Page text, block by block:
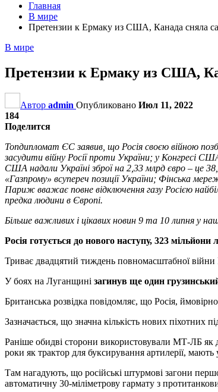
Главная
В мире
Претензии к Ермаку из США, Канада сняла
В мире
Претензии к Ермаку из США,
Автор admin Опубликовано Июл 11, 2022
184
Поделится
Топдипломат ЄС заявив, що Росія своєю війною
засудити війну Росії проти України; у Конгресі
США надали Україні зброї на 2,33 млрд євро – це
«Газпрому» всупереч позиції України; Фінська
Париж вважає повне відключення газу Росією
предка людини в Європі.
Більше важливих і цікавих новин 9 та 10 липня у
Росія готується до нового наступу, 323 мільйони
Триває двадцятий тиждень повномасштабної війни
У боях на Луганщині загинув ще один
Британська розвідка повідомляє, що Росія,
Зазначається, що значна кількість нових піхотних
Раніше обидві сторони використовували МТ-ЛБ як
роки як трактор для буксирування артилерії,
Там нагадують, що російські штурмові загони
автоматичну 30-міліметрову гармату з